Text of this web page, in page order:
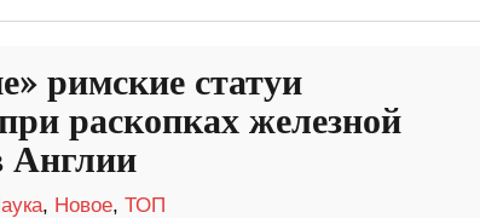
римские статуи
раскопках железной
Англии
, Новое, ТОП